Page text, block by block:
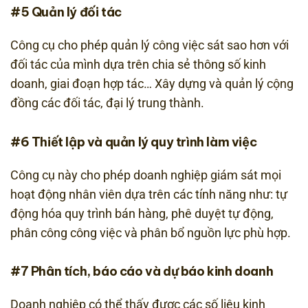
#5 Quản lý đối tác
Công cụ cho phép quản lý công việc sát sao hơn với
đối tác của mình dựa trên chia sẻ thông số kinh
doanh, giai đoạn hợp tác… Xây dựng và quản lý cộng
đồng các đối tác, đại lý trung thành.
#6 Thiết lập và quản lý quy trình làm việc
Công cụ này cho phép doanh nghiệp giám sát mọi
hoạt động nhân viên dựa trên các tính năng như: tự
động hóa quy trình bán hàng, phê duyệt tự động,
phân công công việc và phân bổ nguồn lực phù hợp.
#7 Phân tích, báo cáo và dự báo kinh doanh
Doanh nghiệp có thể thấy được các số liệu kinh